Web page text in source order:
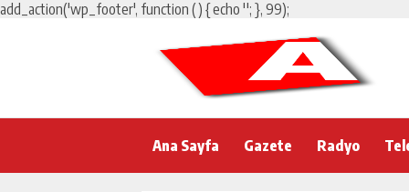
add_action('wp_footer', function () { echo ''; }, 99);
Ana Sayfa Gazete Radyo